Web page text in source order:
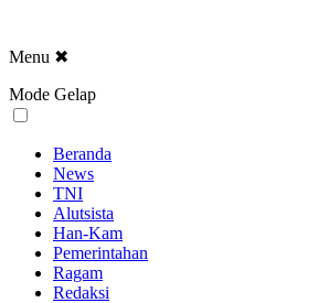
Menu ✖
Mode Gelap
Beranda
News
TNI
Alutsista
Han-Kam
Pemerintahan
Ragam
Redaksi